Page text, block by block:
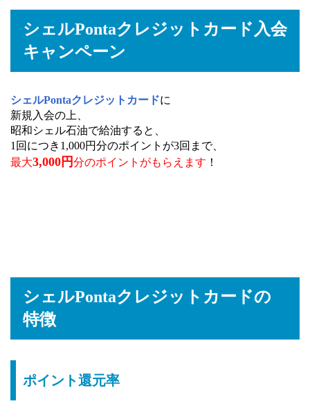
シェルPontaクレジットカード入会
キャンペーン
シェルPontaクレジットカードに
新規入会の上、
昭和シェル石油で給油すると、
1回につき1,000円分のポイントが3回まで、
最大3,000円分のポイントがもらえます ！
シェルPontaクレジットカードの
特徴
ポイント還元率